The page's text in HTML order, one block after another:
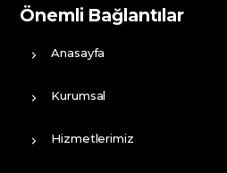
Önemli Bağlantılar
Anasayfa
Kurumsal
Hizmetlerimiz